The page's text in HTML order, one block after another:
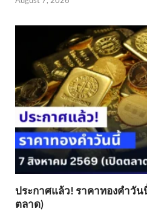
ประกาศแล้ว! ราคาทองคำวัน
ตลาด)